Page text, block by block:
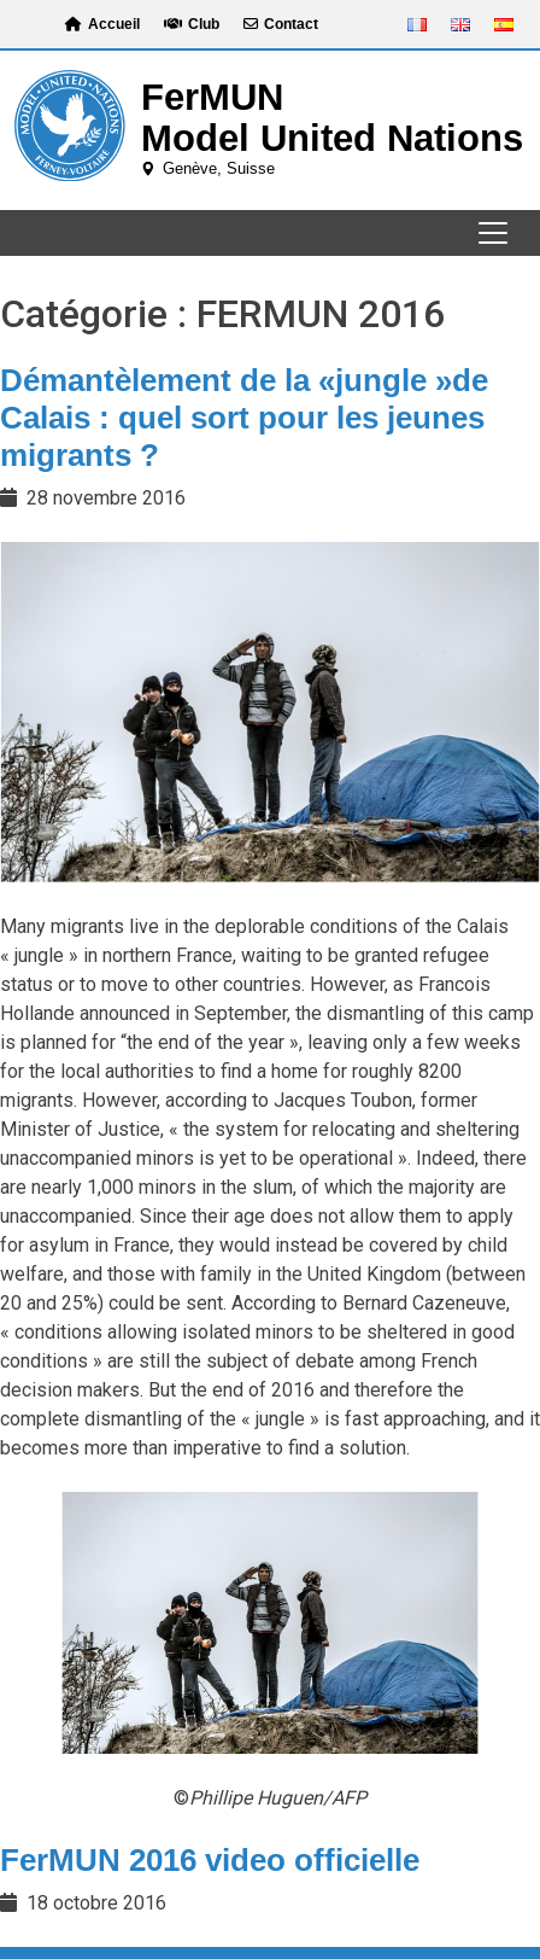
content
Accueil Club Contact
Catégorie : FERMUN 2016
Démantèlement de la «jungle »de
Calais : quel sort pour les jeunes
migrants ?
28 novembre 2016
Many migrants live in the deplorable conditions of the Calais
« jungle » in northern France, waiting to be granted refugee
status or to move to other countries. However, as Francois
Hollande announced in September, the dismantling of this camp
is planned for “the end of the year », leaving only a few weeks
for the local authorities to find a home for roughly 8200
migrants. However, according to Jacques Toubon, former
Minister of Justice, « the system for relocating and sheltering
unaccompanied minors is yet to be operational ». Indeed, there
are nearly 1,000 minors in the slum, of which the majority are
unaccompanied. Since their age does not allow them to apply
for asylum in France, they would instead be covered by child
welfare, and those with family in the United Kingdom (between
20 and 25%) could be sent. According to Bernard Cazeneuve,
« conditions allowing isolated minors to be sheltered in good
conditions » are still the subject of debate among French
decision makers. But the end of 2016 and therefore the
complete dismantling of the « jungle » is fast approaching, and it
becomes more than imperative to find a solution.
©Phillipe Huguen/AFP
FerMUN 2016 video officielle
18 octobre 2016